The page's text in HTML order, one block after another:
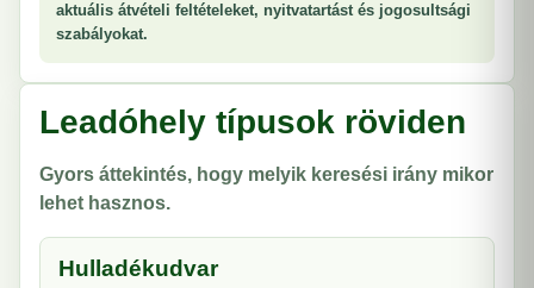
aktuális átvételi feltételeket, nyitvatartást és jogosultsági
szabályokat.
Leadóhely típusok röviden
Gyors áttekintés, hogy melyik keresési irány mikor
lehet hasznos.
Hulladékudvar